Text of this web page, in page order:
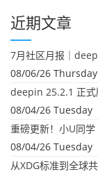
近期文章
7月社区月报｜
08/06/26 Thursday
deepin 25.2.1 正式
08/04/26 Tuesday
08/04/26 Tuesday
从XDG标准到全球